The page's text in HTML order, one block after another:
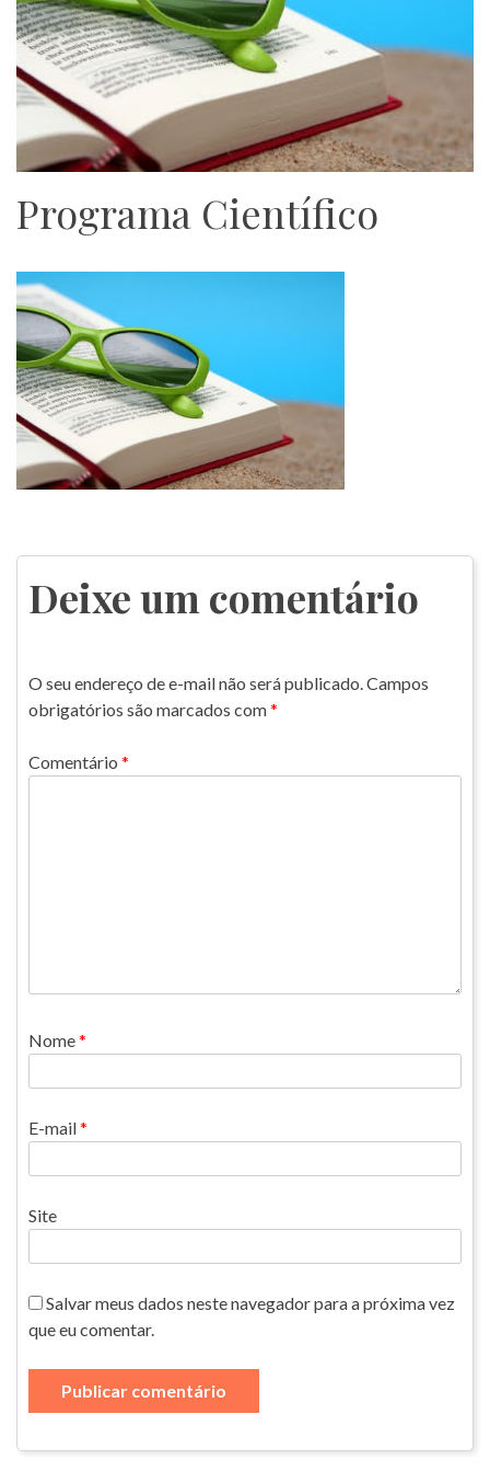
Programa Científico
Deixe um comentário
O seu endereço de e-mail não será publicado.Campos
obrigatórios são marcados com*
Comentário *
Nome*
E-mail*
Site
Salvar meus dados neste navegador para a próxima vez
que eu comentar.